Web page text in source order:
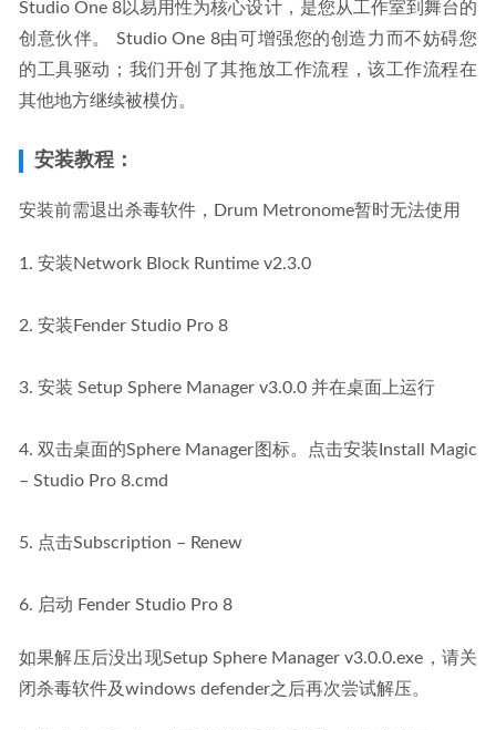
Studio One 8以易用性为核心设计，是您从工作室到舞台的
创意伙伴。 Studio One 8由可增强您的创造力而不妨碍您
的工具驱动；我们开创了其拖放工作流程，该工作流程在
其他地方继续被模仿。
安装教程：
安装前需退出杀毒软件，Drum Metronome暂时无法使用
1. 安装Network Block Runtime v2.3.0
2. 安装Fender Studio Pro 8
3. 安装 Setup Sphere Manager v3.0.0 并在桌面上运行
4. 双击桌面的Sphere Manager图标。点击安装Install Magic
– Studio Pro 8.cmd
5. 点击Subscription – Renew
6. 启动 Fender Studio Pro 8
如果解压后没出现Setup Sphere Manager v3.0.0.exe，请关
闭杀毒软件及windows defender之后再次尝试解压。